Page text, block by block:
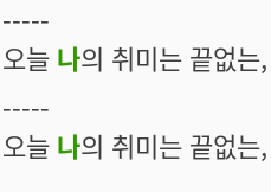
-----
오늘 나의 취미는 끝없
-----
오늘 나의 취미는 끝없